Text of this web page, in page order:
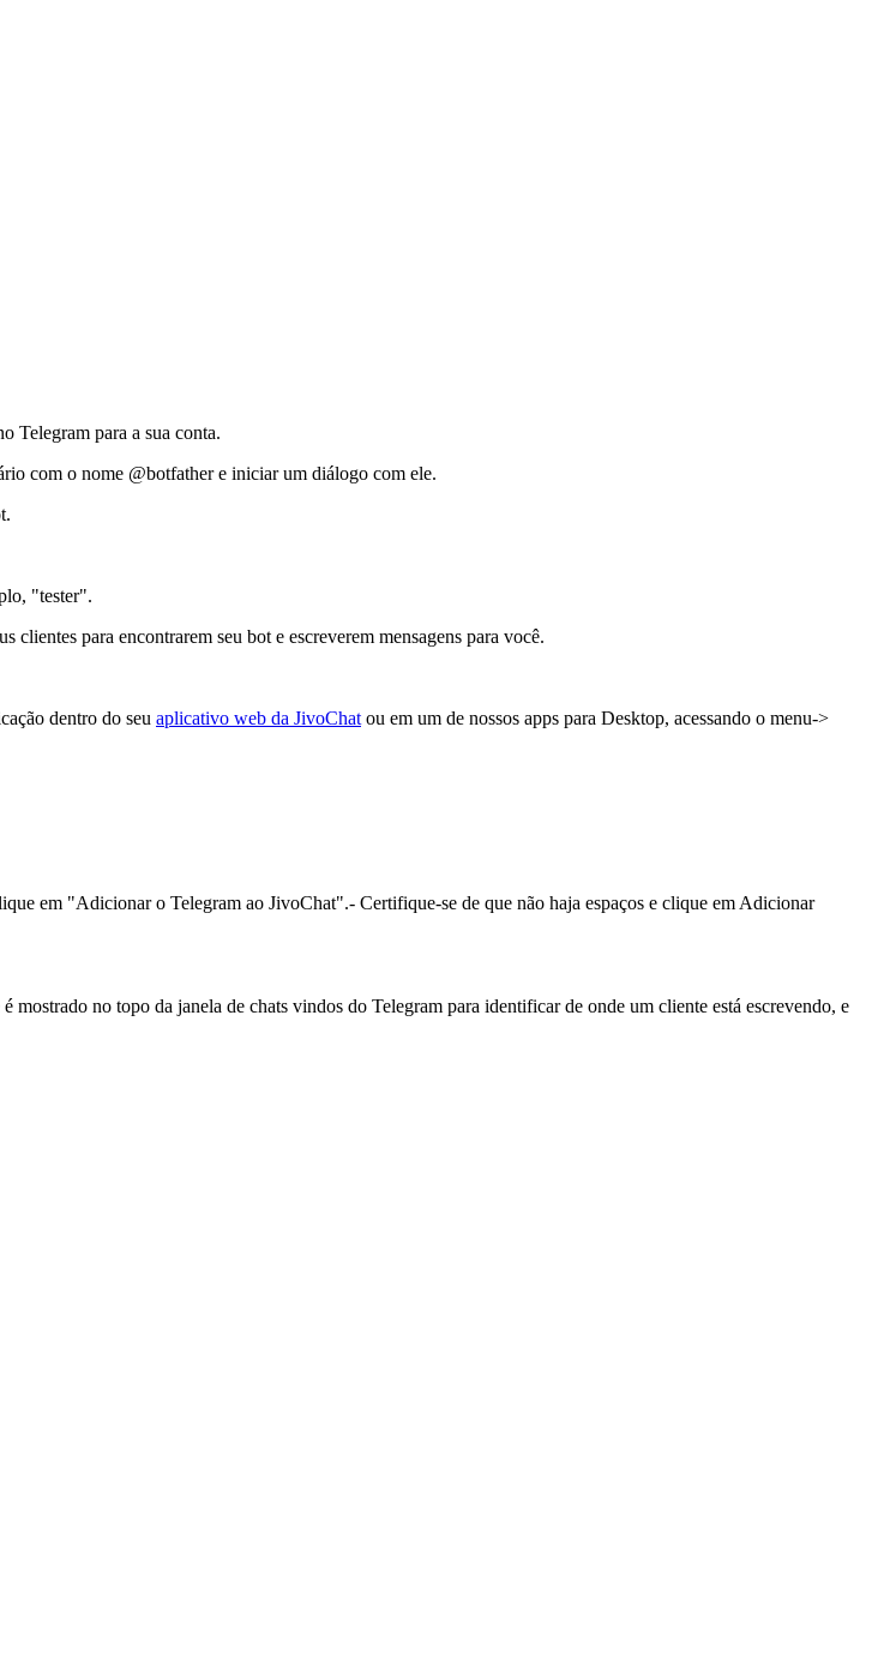
Telegram para a sua conta.
com o nome @botfather e iniciar um diálogo com ele.
"tester".
para encontrarem seu bot e escreverem mensagens para você.
dentro do seu aplicativo web da JivoChat ou em um de nossos apps para Desktop, acessando o menu->
em "Adicionar o Telegram ao JivoChat".- Certifique-se de que não haja espaços e clique em Adicionar
no topo da janela de chats vindos do Telegram para identificar de onde um cliente está escrevendo, e